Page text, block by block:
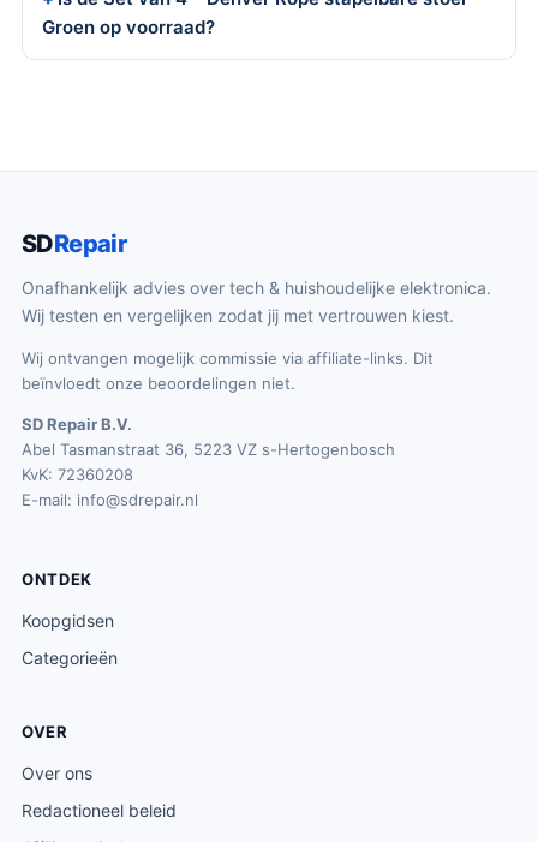
Groen op voorraad?
SDRepair
Onafhankelijk advies over tech & huishoudelijke elektronica.
Wij testen en vergelijken zodat jij met vertrouwen kiest.
Wij ontvangen mogelijk commissie via affiliate-links. Dit
beïnvloedt onze beoordelingen niet.
SD Repair B.V.
Abel Tasmanstraat 36, 5223 VZ s-Hertogenbosch
KvK: 72360208
E-mail: info@sdrepair.nl
ONTDEK
Koopgidsen
Categorieën
OVER
Over ons
Redactioneel beleid